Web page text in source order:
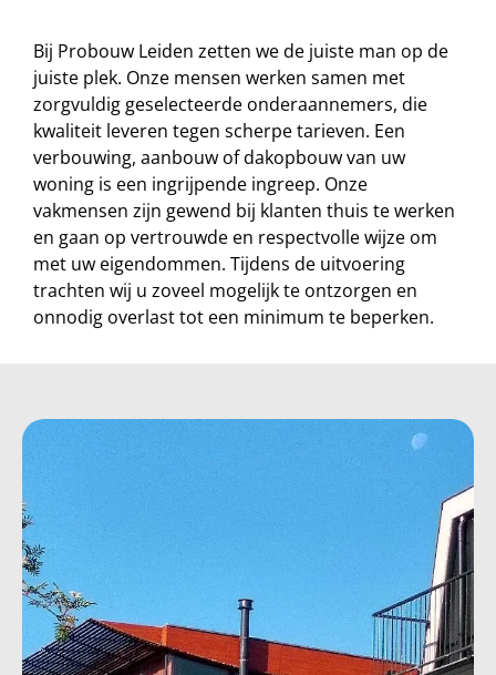
Bij Probouw Leiden zetten we de juiste man op de
juiste plek. Onze mensen werken samen met
zorgvuldig geselecteerde onderaannemers, die
kwaliteit leveren tegen scherpe tarieven. Een
verbouwing, aanbouw of dakopbouw van uw
woning is een ingrijpende ingreep. Onze
vakmensen zijn gewend bij klanten thuis te werken
en gaan op vertrouwde en respectvolle wijze om
met uw eigendommen. Tijdens de uitvoering
trachten wij u zoveel mogelijk te ontzorgen en
onnodig overlast tot een minimum te beperken.